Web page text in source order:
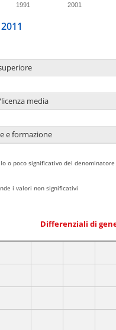
1991 2001
media
e formazione
o poco significativo del denominatore
i valori non significativi
Differenziali di